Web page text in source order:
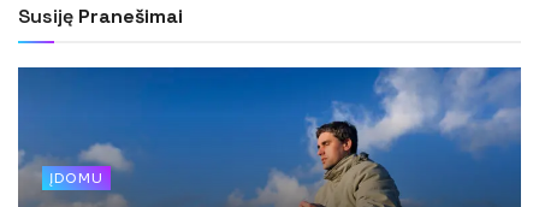
Susiję Pranešimai
ĮDOMU